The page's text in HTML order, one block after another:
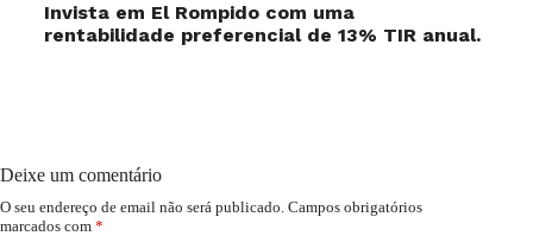
Invista em El Rompido com uma
rentabilidade preferencial de 13% TIR anual.
Deixe um comentário
O seu endereço de email não será publicado. Campos obrigatórios
marcados com *